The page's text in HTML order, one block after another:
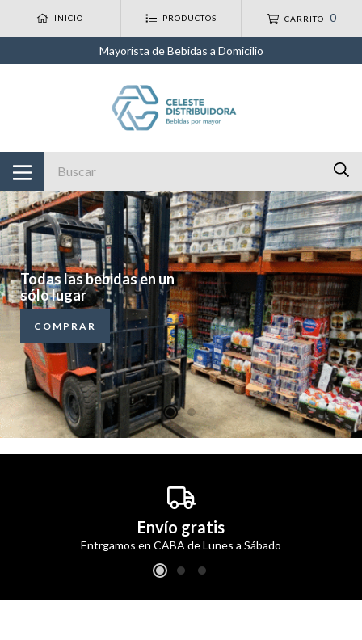
INICIO PRODUCTOS CARRITO 0
Mayorista de Bebidas a Domicilio
Todas las bebidas en un
sólo lugar
COMPRAR
Envío gratis
Entrgamos en CABA de Lunes a Sábado